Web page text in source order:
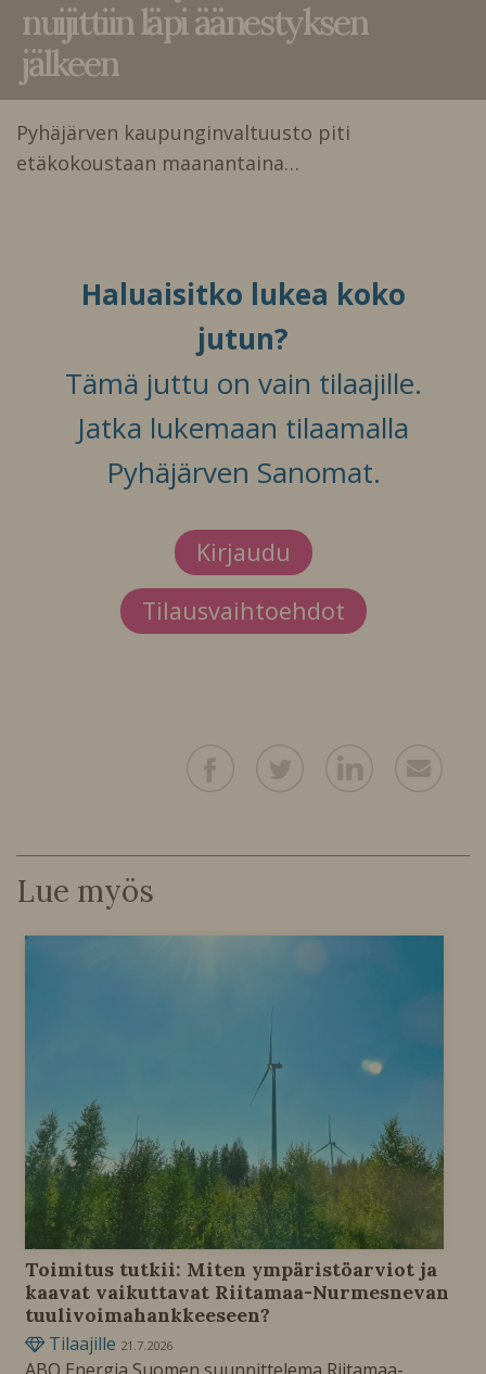
nuijittiin läpi äänestyksen
jälkeen
Pyhäjärven kaupunginvaltuusto piti
etäkokoustaan maanantaina…
Haluaisitko lukea koko
jutun?
Tämä juttu on vain tilaajille.
Jatka lukemaan tilaamalla
Pyhäjärven Sanomat.
Kirjaudu
Tilausvaihtoehdot
Lue myös
Toimitus tutkii: Miten ympäristöarviot ja
kaavat vaikuttavat Riitamaa-Nurmesnevan
tuulivoimahankkeeseen?
Tilaajille 21.7.2026